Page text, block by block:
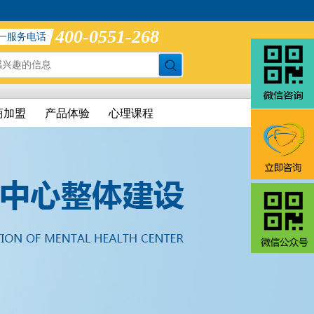
服务电话 400-0551-268
加盟 产品体验 心理课程